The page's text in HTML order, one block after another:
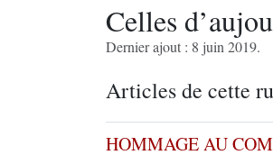
Celles
Dernier ajout : 8 juin 2019.
Articles de cette
HOMMAGE AU